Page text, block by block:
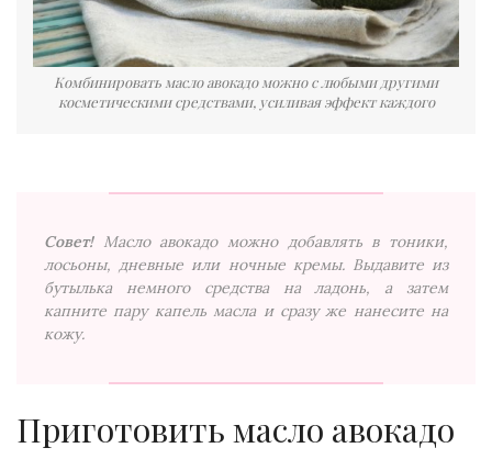
Комбинировать масло авокадо можно с любыми другими
косметическими средствами, усиливая эффект каждого
Совет! Масло авокадо можно добавлять в тоники,
лосьоны, дневные или ночные кремы. Выдавите из
бутылька немного средства на ладонь, а затем
капните пару капель масла и сразу же нанесите на
кожу.
Приготовить масло авокадо